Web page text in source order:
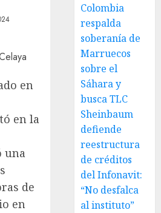
en
en la
una
de
en
Colombia
respalda
soberanía de
Marruecos
sobre el
Sáhara y
busca TLC
Sheinbaum
defiende
reestructura
de créditos
del Infonavit:
“No desfalca
al instituto”